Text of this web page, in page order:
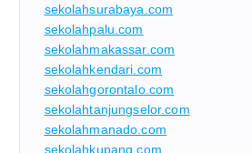
sekolahsurabaya.com
sekolahpalu.com
sekolahmakassar.com
sekolahkendari.com
sekolahgorontalo.com
sekolahtanjungselor.com
sekolahmanado.com
sekolahkupang.com